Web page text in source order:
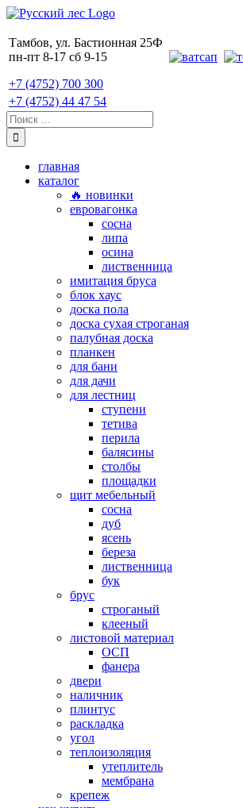
Skip
content
Тамбов, ул. Бастионная 25Ф
пн-пт 8-17 сб 9-15
+7 (4752) 700 300
+7 (4752) 44 47 54
Поиск:
главная
каталог
🔥 новинки
евровагонка
сосна
липа
осина
лиственница
имитация бруса
блок хаус
доска пола
доска сухая строганая
палубная доска
планкен
для бани
для дачи
для лестниц
ступени
тетива
перила
балясины
столбы
площадки
щит мебельный
сосна
дуб
ясень
береза
лиственница
бук
брус
строганый
клееный
листовой материал
ОСП
фанера
двери
наличник
плинтус
раскладка
угол
теплоизоляция
утеплитель
мембрана
крепеж